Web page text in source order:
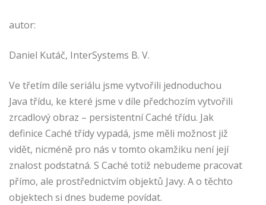
autor:
Daniel Kutáč, InterSystems B. V.
Ve třetím díle seriálu jsme vytvořili jednoduchou
Java třídu, ke které jsme v díle předchozím vytvořili
zrcadlový obraz – persistentní Caché třídu. Jak
definice Caché třídy vypadá, jsme měli možnost již
vidět, nicméně pro nás v tomto okamžiku není její
znalost podstatná. S Caché totiž nebudeme pracovat
přímo, ale prostřednictvím objektů Javy. A o těchto
objektech si dnes budeme povídat.